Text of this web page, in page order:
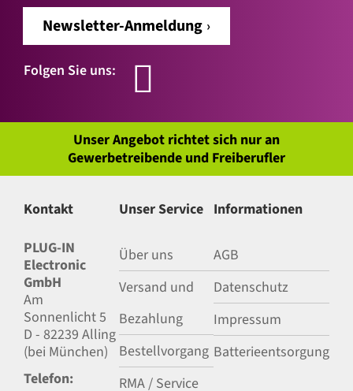
Newsletter-Anmeldung
Folgen Sie uns:
Unser Angebot richtet sich nur an
Gewerbetreibende und Freiberufler
Kontakt
PLUG-IN
Electronic
GmbH
Am
Sonnenlicht 5
D - 82239 Alling
(bei München)
Telefon:
Unser Service
Über uns
Versand und
Bezahlung
Bestellvorgang
RMA / Service
Informationen
AGB
Datenschutz
Impressum
Batterieentsorgung